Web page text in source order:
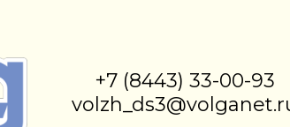
+7 (8443) 33-00-93